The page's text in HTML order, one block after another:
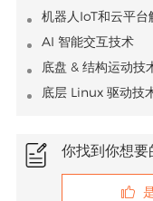
机器人IoT和云平台
AI 智能交互技术
底盘 & 结构运动技
底层 Linux 驱动技
你找到你想要
